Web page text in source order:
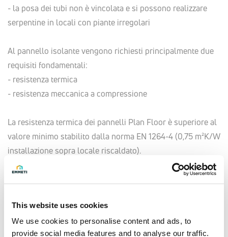
This website uses cookies
We use cookies to personalise content and ads, to
provide social media features and to analyse our traffic.
- la posa dei tubi non è vincolata e si possono realizzare
serpentine in locali con piante irregolari
Al pannello isolante vengono richiesti principalmente due
requisiti fondamentali:
- resistenza termica
- resistenza meccanica a compressione
La resistenza termica dei pannelli Plan Floor è superiore al
valore minimo stabilito dalla norma EN 1264-4 (0,75 m²K/W
installazione sopra locale riscaldato).
Il polistirene espanso ha confermato negli anni l’idoneità ad
essere sottoposto a carichi di compressione per lunghi
Plan Floor semplifica la posa dell’isolamento e delle
tubazioni grazie agli incastri perimetrali ed all’impronta